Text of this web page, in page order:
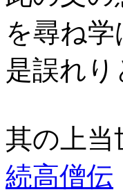
を尋ね
是誤れり
其の上当
続高僧伝